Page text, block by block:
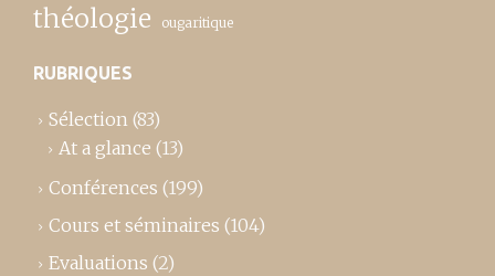
théologie ougaritique
RUBRIQUES
Sélection (83)
At a glance (13)
Conférences (199)
Cours et séminaires (104)
Evaluations (2)